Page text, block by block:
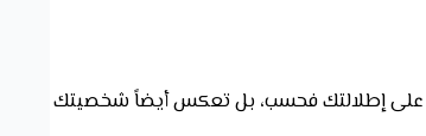
على إطلالتك فحسب، بل تعكس أيضاً شخصيتك